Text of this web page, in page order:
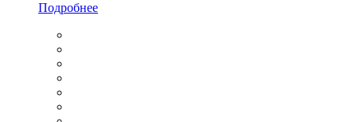
Подробнее